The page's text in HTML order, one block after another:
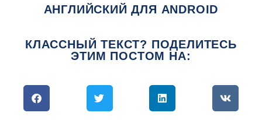
АНГЛИЙСКИЙ ДЛЯ ANDROID
КЛАССНЫЙ ТЕКСТ? ПОДЕЛИТЕСЬ
ЭТИМ ПОСТОМ НА: